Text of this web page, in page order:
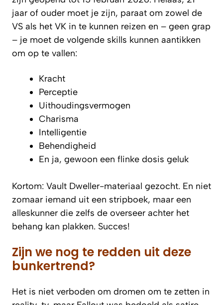
jaar of ouder moet je zijn, paraat om zowel de
VS als het VK in te kunnen reizen en – geen grap
– je moet de volgende skills kunnen aantikken
om op te vallen:
Kracht
Perceptie
Uithoudingsvermogen
Charisma
Intelligentie
Behendigheid
En ja, gewoon een flinke dosis geluk
Kortom: Vault Dweller-materiaal gezocht. En niet
zomaar iemand uit een stripboek, maar een
alleskunner die zelfs de overseer achter het
behang kan plakken. Succes!
Zijn we nog te redden uit deze
bunkertrend?
Het is niet verboden om dromen om te zetten in